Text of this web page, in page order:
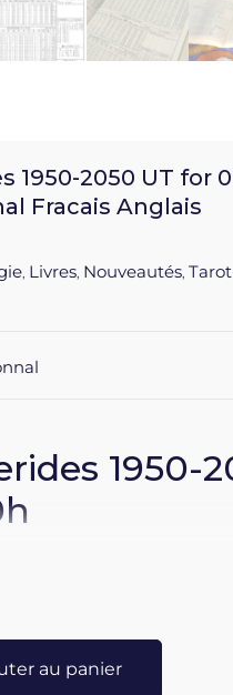
1950-2050 UT for
Fracais Anglais
, Livres, Nouveautés,
1950-
Anglais
édition
au panier